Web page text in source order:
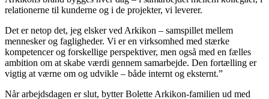
relationerne til kunderne og i de projekter, vi leverer.
Det er netop det, jeg elsker ved Arkikon – samspillet mellem
mennesker og fagligheder. Vi er en virksomhed med stærke
kompetencer og forskellige perspektiver, men også med en fælles
ambition om at skabe værdi gennem samarbejde. Den fortælling er
vigtig at værne om og udvikle – både internt og eksternt.”
Når arbejdsdagen er slut, bytter Bolette Arkikon-familien ud med